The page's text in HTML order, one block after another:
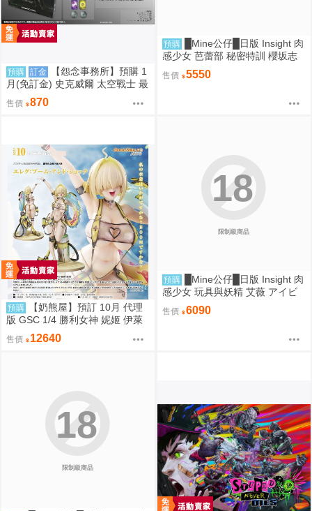
預購 訂金
【怨念事務所】預購 1
月(免訂金) 史克威爾 太空戰士 最
終幻想 FF7 重生 桌遊 魔晶石獵
人 再販 0821
售價 870
預購
█Mine公仔█日版 Insight 肉
感少女 芭蕾部 秘密特訓 櫻坂志
穗 桜坂しほ 1/6 PMMA D9262
售價 5550
預購
【奶熊屋】預訂 10月 代理
版 GSC 1/4 勝利女神 妮姬 伊萊
格 BOOM與驚嚇 0905
售價 12640
限制級商品
18
預購
█Mine公仔█日版 Insight 肉
感少女 玩具與妖精 艾薇 アイビ
ー 1/1 PMMA D9261
售價 6090
限制級商品
18